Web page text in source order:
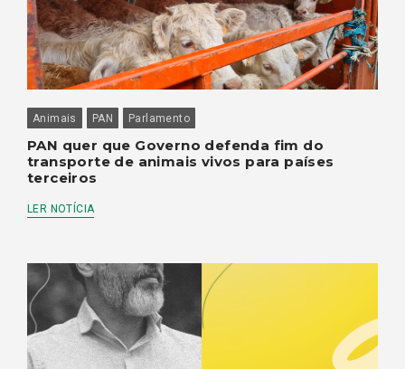
Animais PAN Parlamento
PAN quer que Governo defenda fim do
transporte de animais vivos para países
terceiros
LER NOTÍCIA